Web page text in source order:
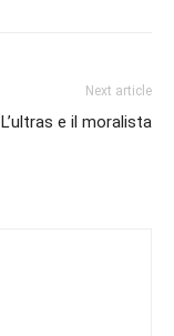
Next article
L’ultras e il moralista